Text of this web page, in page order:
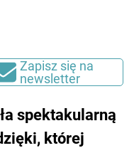
Zapisz się na
newsletter
spektakularną
której